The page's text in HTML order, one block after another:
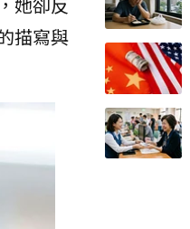
描寫與